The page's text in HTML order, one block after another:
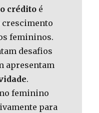
crédito é
crescimento
femininos.
desafios
apresentam
.
feminino
para